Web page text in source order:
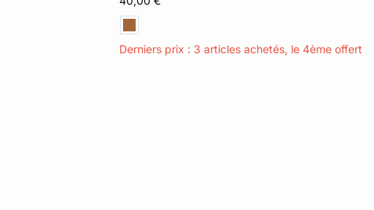
Derniers prix : 3 articles achetés, le 4ème offert